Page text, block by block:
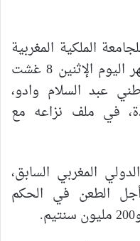
الملكية المغربية
لكرة القدم، برئاسة أولعربي، ضهر اليوم الإثنين 8 غشت
عبد السلام وادو،
في ملف نزاعه مع
المغربي السابق،
الطعن في الحكم